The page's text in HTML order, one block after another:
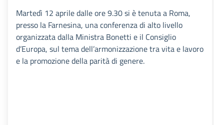
Martedì 12 aprile dalle ore 9.30 si è tenuta a Roma,
presso la Farnesina, una conferenza di alto livello
organizzata dalla Ministra Bonetti e il Consiglio
d’Europa, sul tema dell’armonizzazione tra vita e lavoro
e la promozione della parità di genere.